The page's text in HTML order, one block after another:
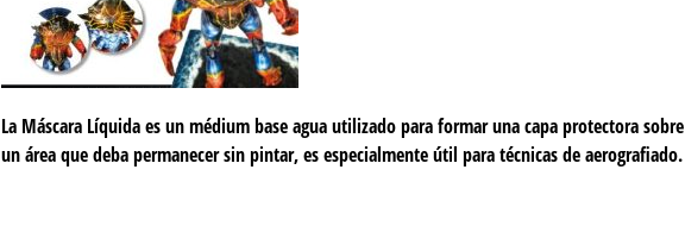
La Máscara Líquida es un médium base agua utilizado para formar una capa protectora sobre
un área que deba permanecer sin pintar, es especialmente útil para técnicas de aerografiado.